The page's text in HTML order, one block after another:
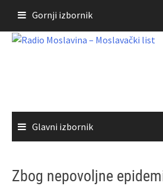
sadržaja
Gornji izbornik
Glavni izbornik
Zbog nepovoljne